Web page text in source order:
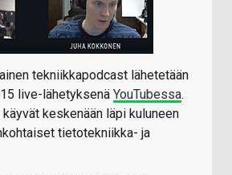
tekniikkapodcast lähetetään
live-lähetyksenä YouTubessa.
keskenään läpi kuluneen
tietotekniikka- ja